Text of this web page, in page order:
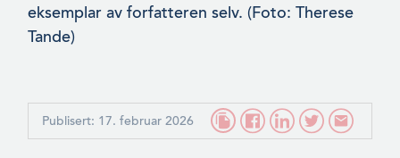
eksemplar av forfatteren selv. (Foto: Therese
Tande)
Publisert: 17. februar 2026